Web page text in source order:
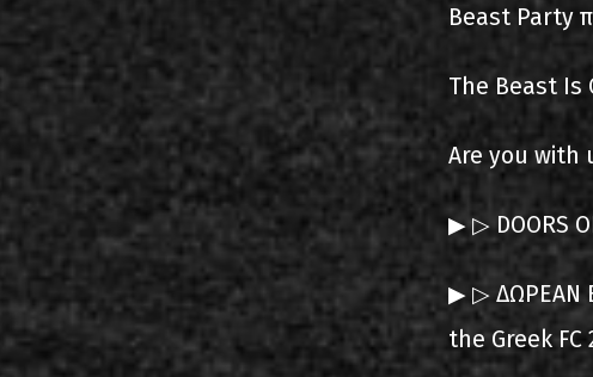
Beast Party
Τhe Beast Is
Are you with
▶ ▷ DOORS
▶ ▷ ΔΩΡΕΑΝ
the Greek FC